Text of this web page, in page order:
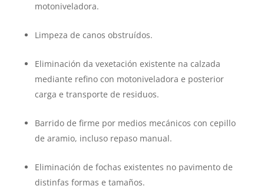
motoniveladora.
Limpeza de canos obstruídos.
Eliminación da vexetación existente na calzada
mediante refino con motoniveladora e posterior
carga e transporte de residuos.
Barrido de firme por medios mecánicos con cepillo
de aramio, incluso repaso manual.
Eliminación de fochas existentes no pavimento de
distinfas formas e tamaños.